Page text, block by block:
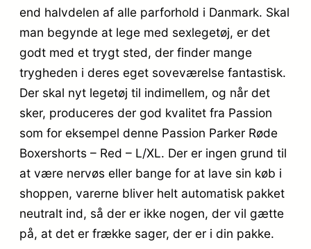
end halvdelen af alle parforhold i Danmark. Skal
man begynde at lege med sexlegetøj, er det
godt med et trygt sted, der finder mange
trygheden i deres eget soveværelse fantastisk.
Der skal nyt legetøj til indimellem, og når det
sker, produceres der god kvalitet fra Passion
som for eksempel denne Passion Parker Røde
Boxershorts – Red – L/XL. Der er ingen grund til
at være nervøs eller bange for at lave sin køb i
shoppen, varerne bliver helt automatisk pakket
neutralt ind, så der er ikke nogen, der vil gætte
på, at det er frække sager, der er i din pakke.